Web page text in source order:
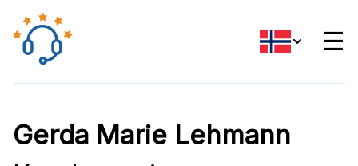
☰
Gerda Marie Lehmann